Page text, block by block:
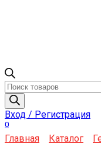
Поиск
товаров
Вход / Регистрация
0
Главная Каталог